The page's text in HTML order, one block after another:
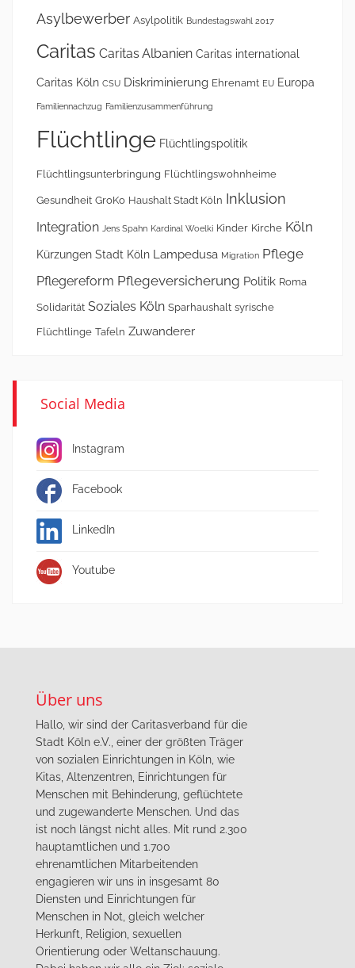
Asylbewerber Asylpolitik Bundestagswahl 2017
Caritas Caritas Albanien Caritas international
Caritas Köln CSU Diskriminierung Ehrenamt EU Europa
Familiennachzug Familienzusammenführung
Flüchtlinge Flüchtlingspolitik
Flüchtlingsunterbringung Flüchtlingswohnheime
Gesundheit GroKo Haushalt Stadt Köln Inklusion
Integration Jens Spahn Kardinal Woelki Kinder Kirche Köln
Kürzungen Stadt Köln Lampedusa Migration Pflege
Pflegereform Pflegeversicherung Politik Roma
Solidarität Soziales Köln Sparhaushalt syrische
Flüchtlinge Tafeln Zuwanderer
Social Media
Instagram
Facebook
LinkedIn
Youtube
Über uns
Hallo, wir sind der Caritasverband für die
Stadt Köln e.V., einer der größten Träger
von sozialen Einrichtungen in Köln, wie
Kitas, Altenzentren, Einrichtungen für
Menschen mit Behinderung, geflüchtete
und zugewanderte Menschen. Und das
ist noch längst nicht alles. Mit rund 2.300
hauptamtlichen und 1.700
ehrenamtlichen Mitarbeitenden
engagieren wir uns in insgesamt 80
Diensten und Einrichtungen für
Menschen in Not, gleich welcher
Herkunft, Religion, sexuellen
Orientierung oder Weltanschauung.